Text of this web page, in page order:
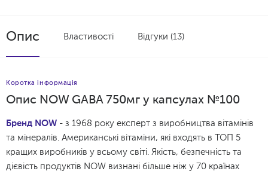
Опис Властивості Відгуки (13)
Коротка інформація
Опис NOW GABA 750мг у капсулах №100
Бренд NOW - з 1968 року експерт з виробництва вітамінів
та мінералів. Американські вітаміни, які входять в ТОП 5
кращих виробників у всьому світі. Якість, безпечність та
дієвість продуктів NOW визнані більше ніж у 70 країнах